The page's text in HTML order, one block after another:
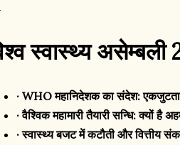
स्वास्थ्य
· WHO महानिदेशक का संदेश: एकजुटता
· वैश्विक महामारी तैयारी सन्धि: क्यों है
· स्वास्थ्य बजट में कटौती और वित्तीय